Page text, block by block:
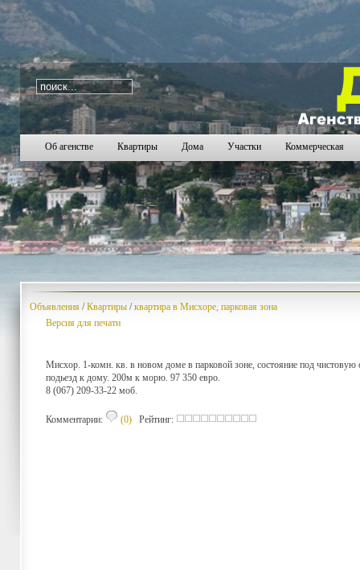
i=159
26732674 2675 2677 2678 2679
Об агенстве Квартиры Дома Участки Коммерческая
Объявления /Квартиры /квартира в Мисхоре, парковая зона
Версия для печати
Мисхор. 1-комн. кв. в новом доме в парковой зоне, состояние под
подьезд к дому. 200м к морю. 97 350 евро.
8 (067) 209-33-22 моб.
Комментарии: (0) Рейтинг: